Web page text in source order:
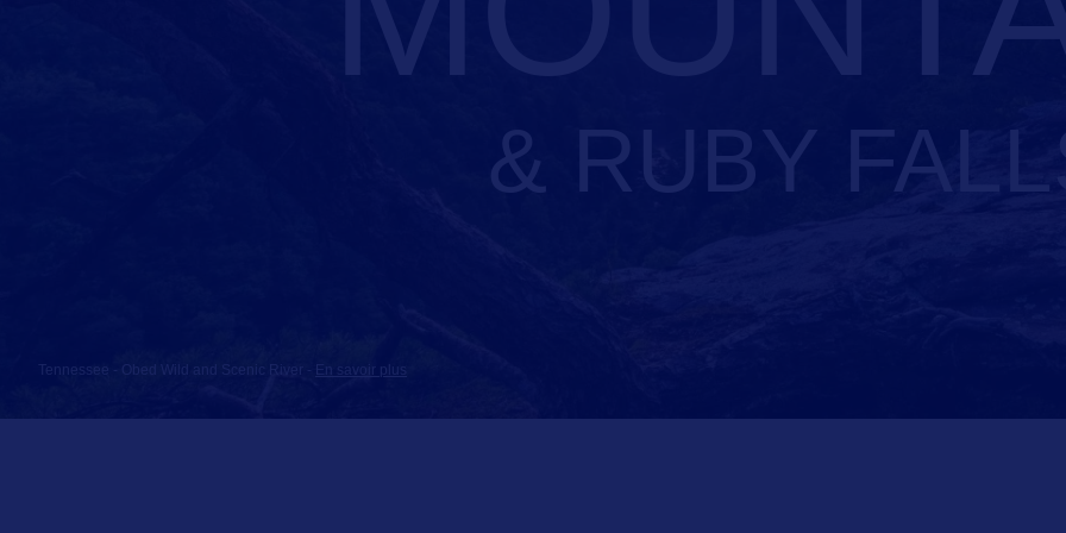
& RUBY
Tennessee - Obed Wild and Scenic River En savoir plus